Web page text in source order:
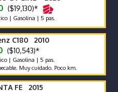
($19,130)*
| Gasolina | 5 pas.
C180 2010
($10,543)*
| Gasolina | 5 pas.
Muy cuidado. Poco km.
FE 2015